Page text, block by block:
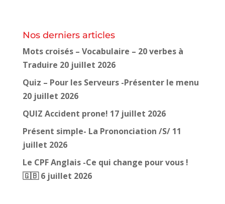
Nos derniers articles
Mots croisés – Vocabulaire – 20 verbes à
Traduire 20 juillet 2026
Quiz – Pour les Serveurs -Présenter le menu
20 juillet 2026
QUIZ Accident prone! 17 juillet 2026
Présent simple- La Prononciation /S/ 11
juillet 2026
Le CPF Anglais -Ce qui change pour vous !
🇬🇧 6 juillet 2026